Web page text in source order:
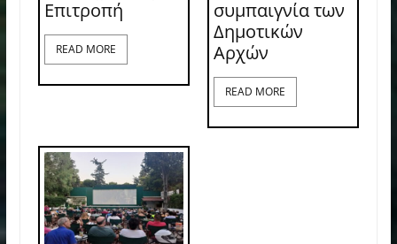
Επιτροπή
READ MORE
συμπαιγνία των
Δημοτικών
Αρχών
READ MORE